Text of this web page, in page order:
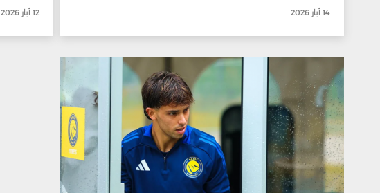
14 أيار 2026 12 أيار 2026